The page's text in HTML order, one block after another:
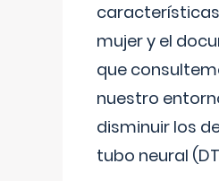
mujer y el
que
nuestro
disminuir los
tubo neural